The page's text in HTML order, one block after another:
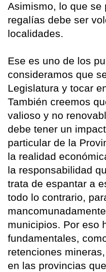
Asimismo, lo que se
regalías debe ser
localidades.
Ese es uno de los
consideramos que
Legislatura y tocar
También creemos
valioso y no
debe tener un
particular de la
la realidad
la responsabilidad
trata de espantar a
todo lo contrario,
municipios. Por eso
fundamentales,
retenciones
en las provincias